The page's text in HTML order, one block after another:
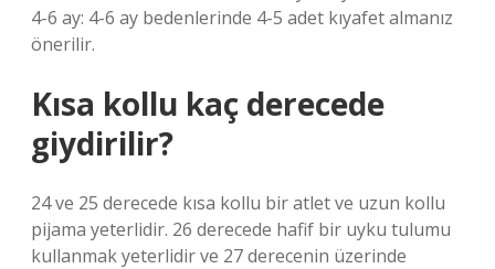
4-6 ay: 4-6 ay bedenlerinde 4-5 adet kıyafet almanız
önerilir.
Kısa kollu kaç derecede
giydirilir?
24 ve 25 derecede kısa kollu bir atlet ve uzun kollu
pijama yeterlidir. 26 derecede hafif bir uyku tulumu
kullanmak yeterlidir ve 27 derecenin üzerinde